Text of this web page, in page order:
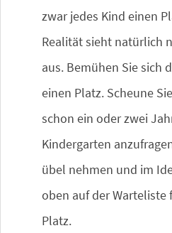
zwar jedes Kind einen
Realität sieht natürlich
aus. Bemühen Sie sich
einen Platz. Scheune
schon ein oder zwei
Kindergarten
übel nehmen und im
oben auf der Warteliste
Platz.